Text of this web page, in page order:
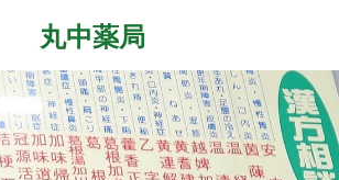
丸中薬局